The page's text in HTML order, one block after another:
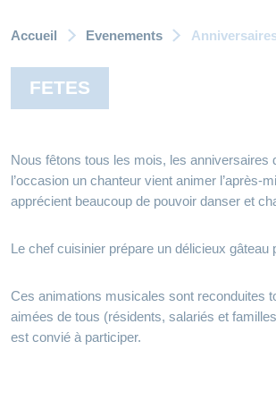
Accueil Evenements
FETES
Nous fêtons tous les mois, les anniversaires
l’occasion un chanteur vient animer l’après-
apprécient beaucoup de pouvoir danser et
Le chef cuisinier prépare un délicieux gâteau
Ces animations musicales sont reconduites
aimées de tous (résidents, salariés et
est convié à participer.